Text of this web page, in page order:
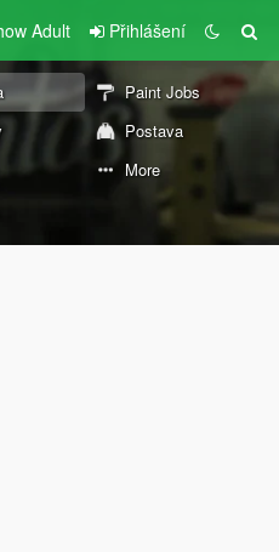
Adult Přihlášení
Paint Jobs
Postava
More